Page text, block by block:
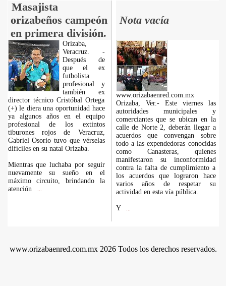
Masajista
orizabeños campeón
en primera división.
Nota vacía
Orizaba,
Veracruz. -
Después de
que el ex
futbolista
profesional y
también ex
director técnico Cristóbal Ortega
(+) le diera una oportunidad hace
ya algunos años en el equipo
profesional de los extintos
tiburones rojos de Veracruz,
Gabriel Osorio tuvo que vérselas
difíciles en su natal Orizaba.
Mientras que luchaba por seguir
nuevamente su sueño en el
máximo circuito, brindando la
atención
www.orizabaenred.com.mx
Orizaba, Ver.- Este viernes las
autoridades municipales y
comerciantes que se ubican en la
calle de Norte 2, deberán llegar a
acuerdos que convengan sobre
todo a las expendedoras conocidas
como Canasteras, quienes
manifestaron su inconformidad
contra la falta de cumplimiento a
los acuerdos que lograron hace
varios años de respetar su
actividad en esta vía pública.
Y
www.orizabaenred.com.mx 2026 Todos los derechos reservados.